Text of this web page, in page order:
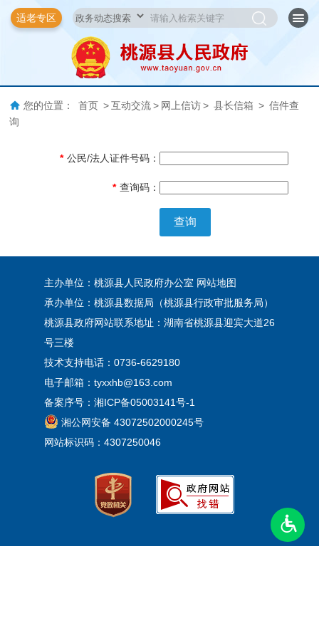
适老专区
您的位置： 首页 > 互动交流 > 网上信访 > 县长信箱 > 信件查
询
* 公民/法人证件号码：
* 查询码：
查询
主办单位：桃源县人民政府办公室 网站地图
承办单位：桃源县数据局（桃源县行政审批服务局）
桃源县政府网站联系地址：湖南省桃源县迎宾大道26
号三楼
技术支持电话：0736-6629180
电子邮箱：tyxxhb@163.com
备案序号： 湘ICP备05003141号-1
湘公网安备 43072502000245号
网站标识码：4307250046